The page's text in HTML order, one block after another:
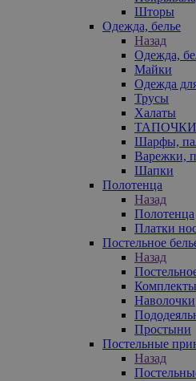
Шторы
Одежда, белье
Назад
Одежда,
Майки
Одежда
Трусы
Халаты
ТАПОЧКИ
Шарфы,
Варежки,
Шапки
Полотенца
Назад
Полотенца
Платки
Постельное
Назад
Комплекты
Наволочки
Простыни
Постельные
Назад